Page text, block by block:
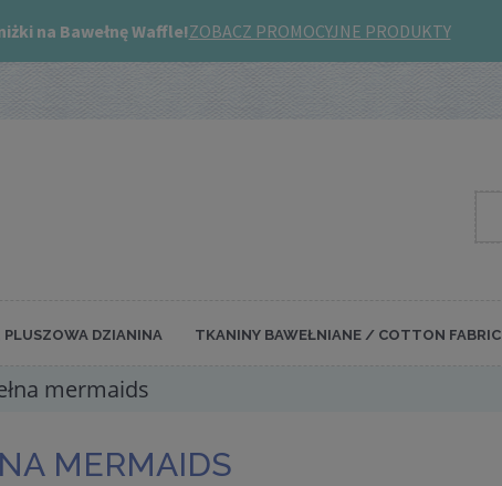
PLUSZOWA DZIANINA TKANINY BAWEŁNIANE / COTTON FABRIC
mermaids
MERMAIDS